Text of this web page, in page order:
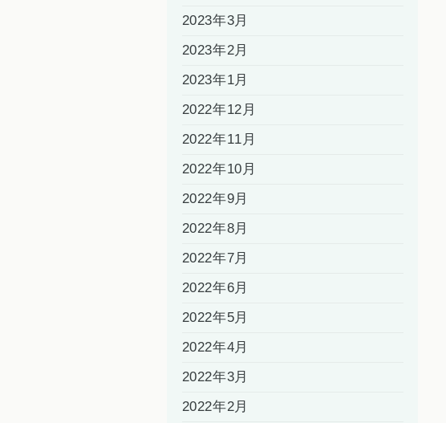
2023年3月
2023年2月
2023年1月
2022年12月
2022年11月
2022年10月
2022年9月
2022年8月
2022年7月
2022年6月
2022年5月
2022年4月
2022年3月
2022年2月